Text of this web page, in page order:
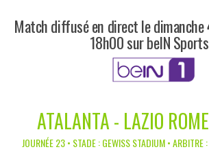
Match diffusé en direct le
18h00 sur beIN
ATALANTA - LAZIO
JOURNÉE 23 • STADE : GEWISS STADIUM • ARBITRE